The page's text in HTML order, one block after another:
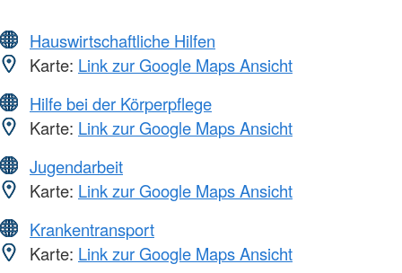
Hauswirtschaftliche Hilfen
Karte: Link zur Google Maps Ansicht
Hilfe bei der Körperpflege
Karte: Link zur Google Maps Ansicht
Jugendarbeit
Karte: Link zur Google Maps Ansicht
Krankentransport
Karte: Link zur Google Maps Ansicht